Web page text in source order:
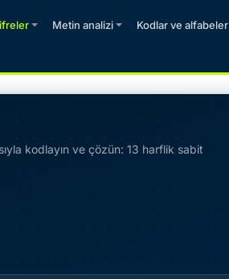
Metin analizi Kodlar ve alfabeler
kodlayın ve çözün: 13 harflik sabit